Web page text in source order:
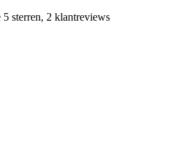
sterren, 2 klantreviews